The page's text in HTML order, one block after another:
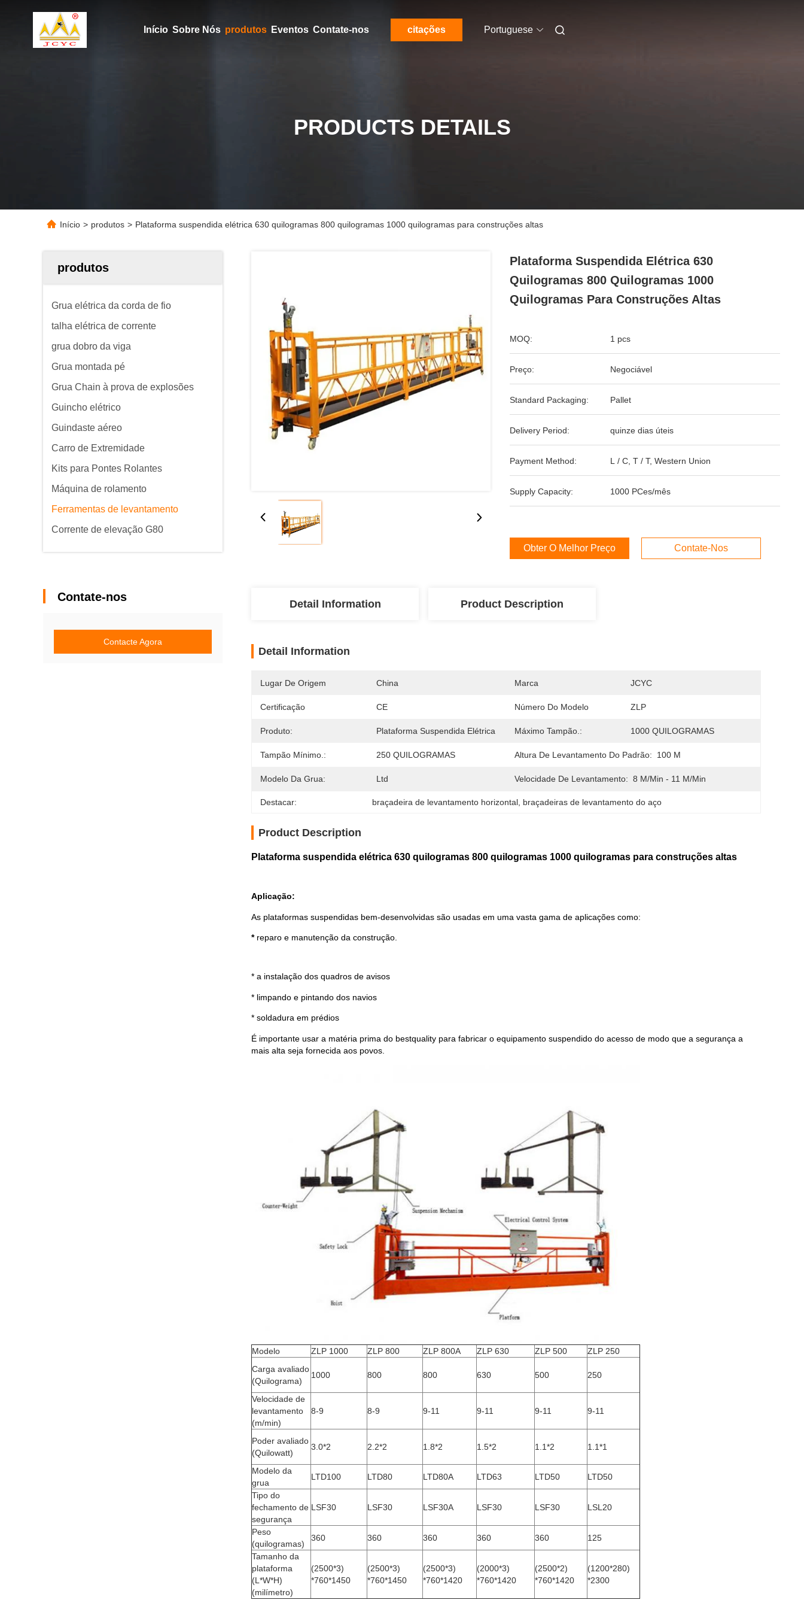
Início Sobre Nós produtos Eventos Contate-nos citações Portuguese
PRODUCTS DETAILS
Início > produtos > Plataforma suspendida elétrica 630 quilogramas 800 quilogramas 1000 quilogramas para construções altas
produtos
Grua elétrica da corda de fio
talha elétrica de corrente
grua dobro da viga
Grua montada pé
Grua Chain à prova de explosões
Guincho elétrico
Guindaste aéreo
Carro de Extremidade
Kits para Pontes Rolantes
Máquina de rolamento
Ferramentas de levantamento
Corrente de elevação G80
Contate-nos
Contacte Agora
Plataforma Suspendida Elétrica 630
Quilogramas 800 Quilogramas 1000
Quilogramas Para Construções Altas
MOQ: 1 pcs
Preço: Negociável
Standard Packaging: Pallet
Delivery Period: quinze dias úteis
Payment Method: L / C, T / T, Western Union
Supply Capacity: 1000 PCes/mês
Obter O Melhor Preço Contate-Nos
Detail Information Product Description
Detail Information
Lugar De Origem China Marca JCYC
Certificação CE Número Do Modelo ZLP
Produto: Plataforma Suspendida Elétrica Máximo Tampão.: 1000 QUILOGRAMAS
Tampão Mínimo.: 250 QUILOGRAMAS Altura De Levantamento Do Padrão: 100 M
Modelo Da Grua: Ltd Velocidade De Levantamento: 8 M/min - 11 M/min
Destacar: braçadeira de levantamento horizontal braçadeiras de levantamento do aço
Product Description
Plataforma suspendida elétrica 630 quilogramas 800 quilogramas 1000 quilogramas para construções altas
Aplicação:
As plataformas suspendidas bem-desenvolvidas são usadas em uma vasta gama de aplicações como:
*reparo e manutenção da construção.
* a instalação dos quadros de avisos
* limpando e pintando dos navios
* soldadura em prédios
É importante usar a matéria prima do bestquality para fabricar o equipamento suspendido do acesso de modo que a segurança a
mais alta seja fornecida aos povos.
Modelo ZLP 1000 ZLP 800 ZLP 800A ZLP 630 ZLP 500
ZLP 250
Carga avaliado
(Quilograma)
1000 800 800 630 500 250
Velocidade de
levantamento
(m/min)
8-9 8-9 9-11 9-11 9-11 9-11
Poder avaliado
(Quilowatt)
3.0*2 2.2*2 1.8*2 1.5*2 1.1*2 1.1*1
Modelo da
grua
LTD100 LTD80 LTD80A LTD63 LTD50
LTD50
Tipo do
fechamento de
segurança
LSF30 LSF30 LSF30A LSF30 LSF30 LSL20
Peso
(quilogramas)
360 360 360 360 360
125
Tamanho da
plataforma
(L*W*H)
(milímetro)
(2500*3)
*760*1450
(2500*3)
*760*1450
(2500*3)
*760*1420
(2000*3)
*760*1420
(2500*2)
*760*1420
(1200*280)
*2300